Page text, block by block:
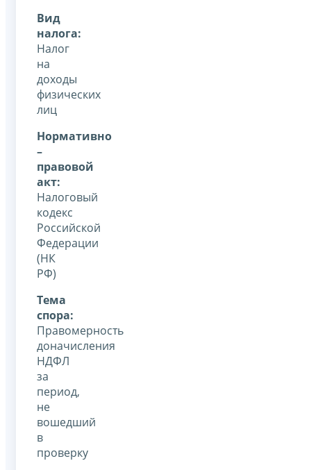
Вид
налога:
Налог
на
доходы
физических
лиц
Нормативно
–
правовой
акт:
Налоговый
кодекс
Российской
Федерации
(НК
РФ)
Тема
спора:
Правомерность
доначисления
НДФЛ
за
период,
не
вошедший
в
проверку